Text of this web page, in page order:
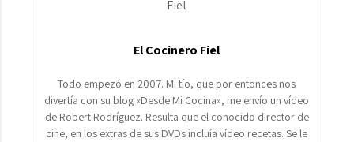
El Cocinero Fiel
Todo empezó en 2007. Mi tío, que por entonces nos
divertía con su blog «Desde Mi Cocina», me envío un vídeo
de Robert Rodríguez. Resulta que el conocido director de
cine, en los extras de sus DVDs incluía vídeo recetas. Se le